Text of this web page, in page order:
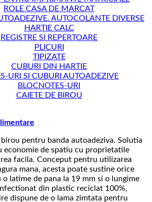
ROLE CASA DE MARCAT
AUTOCOLANTE DIVERSE
HARTIE CALC
REGISTRE SI REPERTOARE
PLICURI
TIPIZATE
CUBURI DIN HARTIE
URI SI CUBURI AUTOADEZIVE
BLOCNOTES-URI
CAIETE DE BIROU
pentru banda autoadeziva. Solutia
economie de spatiu cu proprietatile
facila. Conceput pentru utilizarea
mana, acesta poate sustine orice
latime de pana la 19 mm si o lungime
din plastic reciclat 100%,
dispune de o lama zimtata pentru